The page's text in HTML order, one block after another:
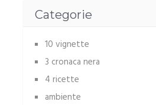
Categorie
10 vignette
3 cronaca nera
4 ricette
ambiente